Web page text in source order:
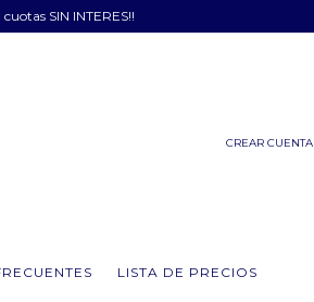
SIN INTERES!!
CREAR CUENTA
LISTA DE PRECIOS